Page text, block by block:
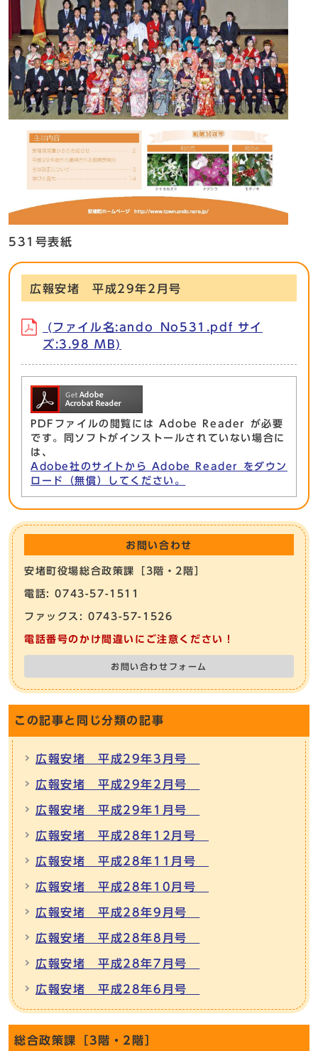
531号表紙
広報安堵 平成29年2月号
(ファイル名:ando_No531.pdf サイ
ズ:3.98 MB)
PDFファイルの閲覧には Adobe Reader が必要
です。同ソフトがインストールされていない場合に
は、
Adobe社のサイトから Adobe Reader をダウン
ロード（無償）してください。
お問い合わせ
安堵町役場総合政策課［3階・2階］
電話: 0743-57-1511
ファックス: 0743-57-1526
電話番号のかけ間違いにご注意ください！
お問い合わせフォーム
この記事と同じ分類の記事
広報安堵 平成29年3月号
広報安堵 平成29年2月号
広報安堵 平成29年1月号
広報安堵 平成28年12月号
広報安堵 平成28年11月号
広報安堵 平成28年10月号
広報安堵 平成28年9月号
広報安堵 平成28年8月号
広報安堵 平成28年7月号
広報安堵 平成28年6月号
総合政策課［3階・2階］